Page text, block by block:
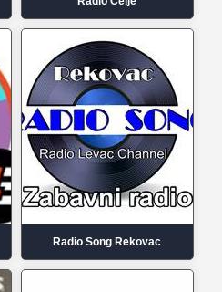
Radio Song Rekovac